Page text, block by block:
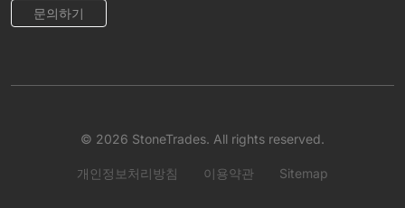
문의하기
© 2026 StoneTrades. All rights reserved.
개인정보처리방침 이용약관 Sitemap